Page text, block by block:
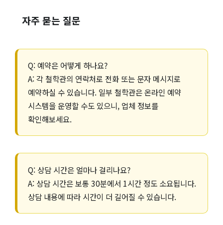
자주 묻는 질문
Q: 예약은 어떻게 하나요?
A: 각 철학관의 연락처로 전화 또는 문자 메시지로
예약하실 수 있습니다. 일부 철학관은 온라인 예약
시스템을 운영할 수도 있으니, 업체 정보를
확인해보세요.
Q: 상담 시간은 얼마나 걸리나요?
A: 상담 시간은 보통 30분에서 1시간 정도 소요됩니다.
상담 내용에 따라 시간이 더 길어질 수 있습니다.